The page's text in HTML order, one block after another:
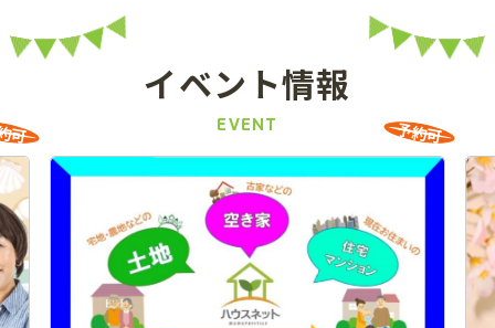
イベント情報
EVENT
可 予約可